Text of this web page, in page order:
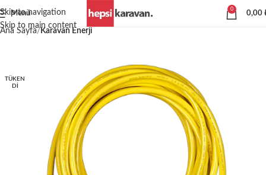
Skip to navigation
Skip to main content
Menü
0
0,00
Ana Sayfa Karavan Enerji
TÜKEN
DI